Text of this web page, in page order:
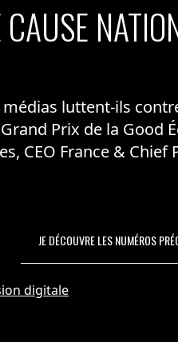
luttent-ils
Prix de la Good
CEO France & Chief
JE DÉCOUVRE LES NUMÉROS
digitale